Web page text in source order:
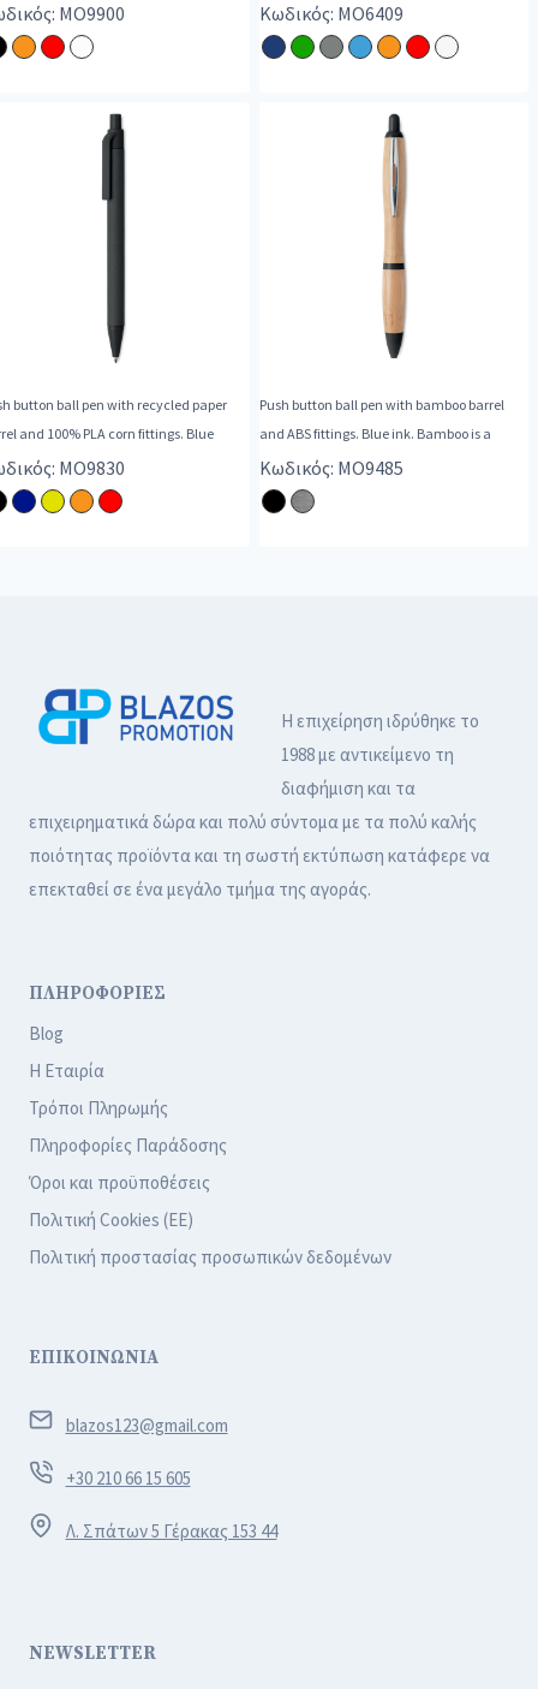
MO9900 Κωδικός: MO6409
button ball pen with recycled paper
and 100% PLA corn fittings. Blue
MO9830
Push button ball pen with bamboo barrel
and ABS fittings. Blue ink. Bamboo is a
Κωδικός: MO9485
Η επιχείρηση ιδρύθηκε το
1988 με αντικείμενο τη
διαφήμιση και τα
επιχειρηματικά δώρα και πολύ σύντομα με τα πολύ καλής
ποιότητας προϊόντα και τη σωστή εκτύπωση κατάφερε να
επεκταθεί σε ένα μεγάλο τμήμα της αγοράς.
ΠΛΗΡΟΦΟΡΙΕΣ
Blog
Η Εταιρία
Τρόποι Πληρωμής
Πληροφορίες Παράδοσης
Όροι και προϋποθέσεις
Πολιτική Cookies (ΕΕ)
Πολιτική προστασίας προσωπικών δεδομένων
ΕΠΙΚΟΙΝΩΝΙΑ
blazos123@gmail.com
+30 210 66 15 605
Λ. Σπάτων 5 Γέρακας 153 44
NEWSLETTER